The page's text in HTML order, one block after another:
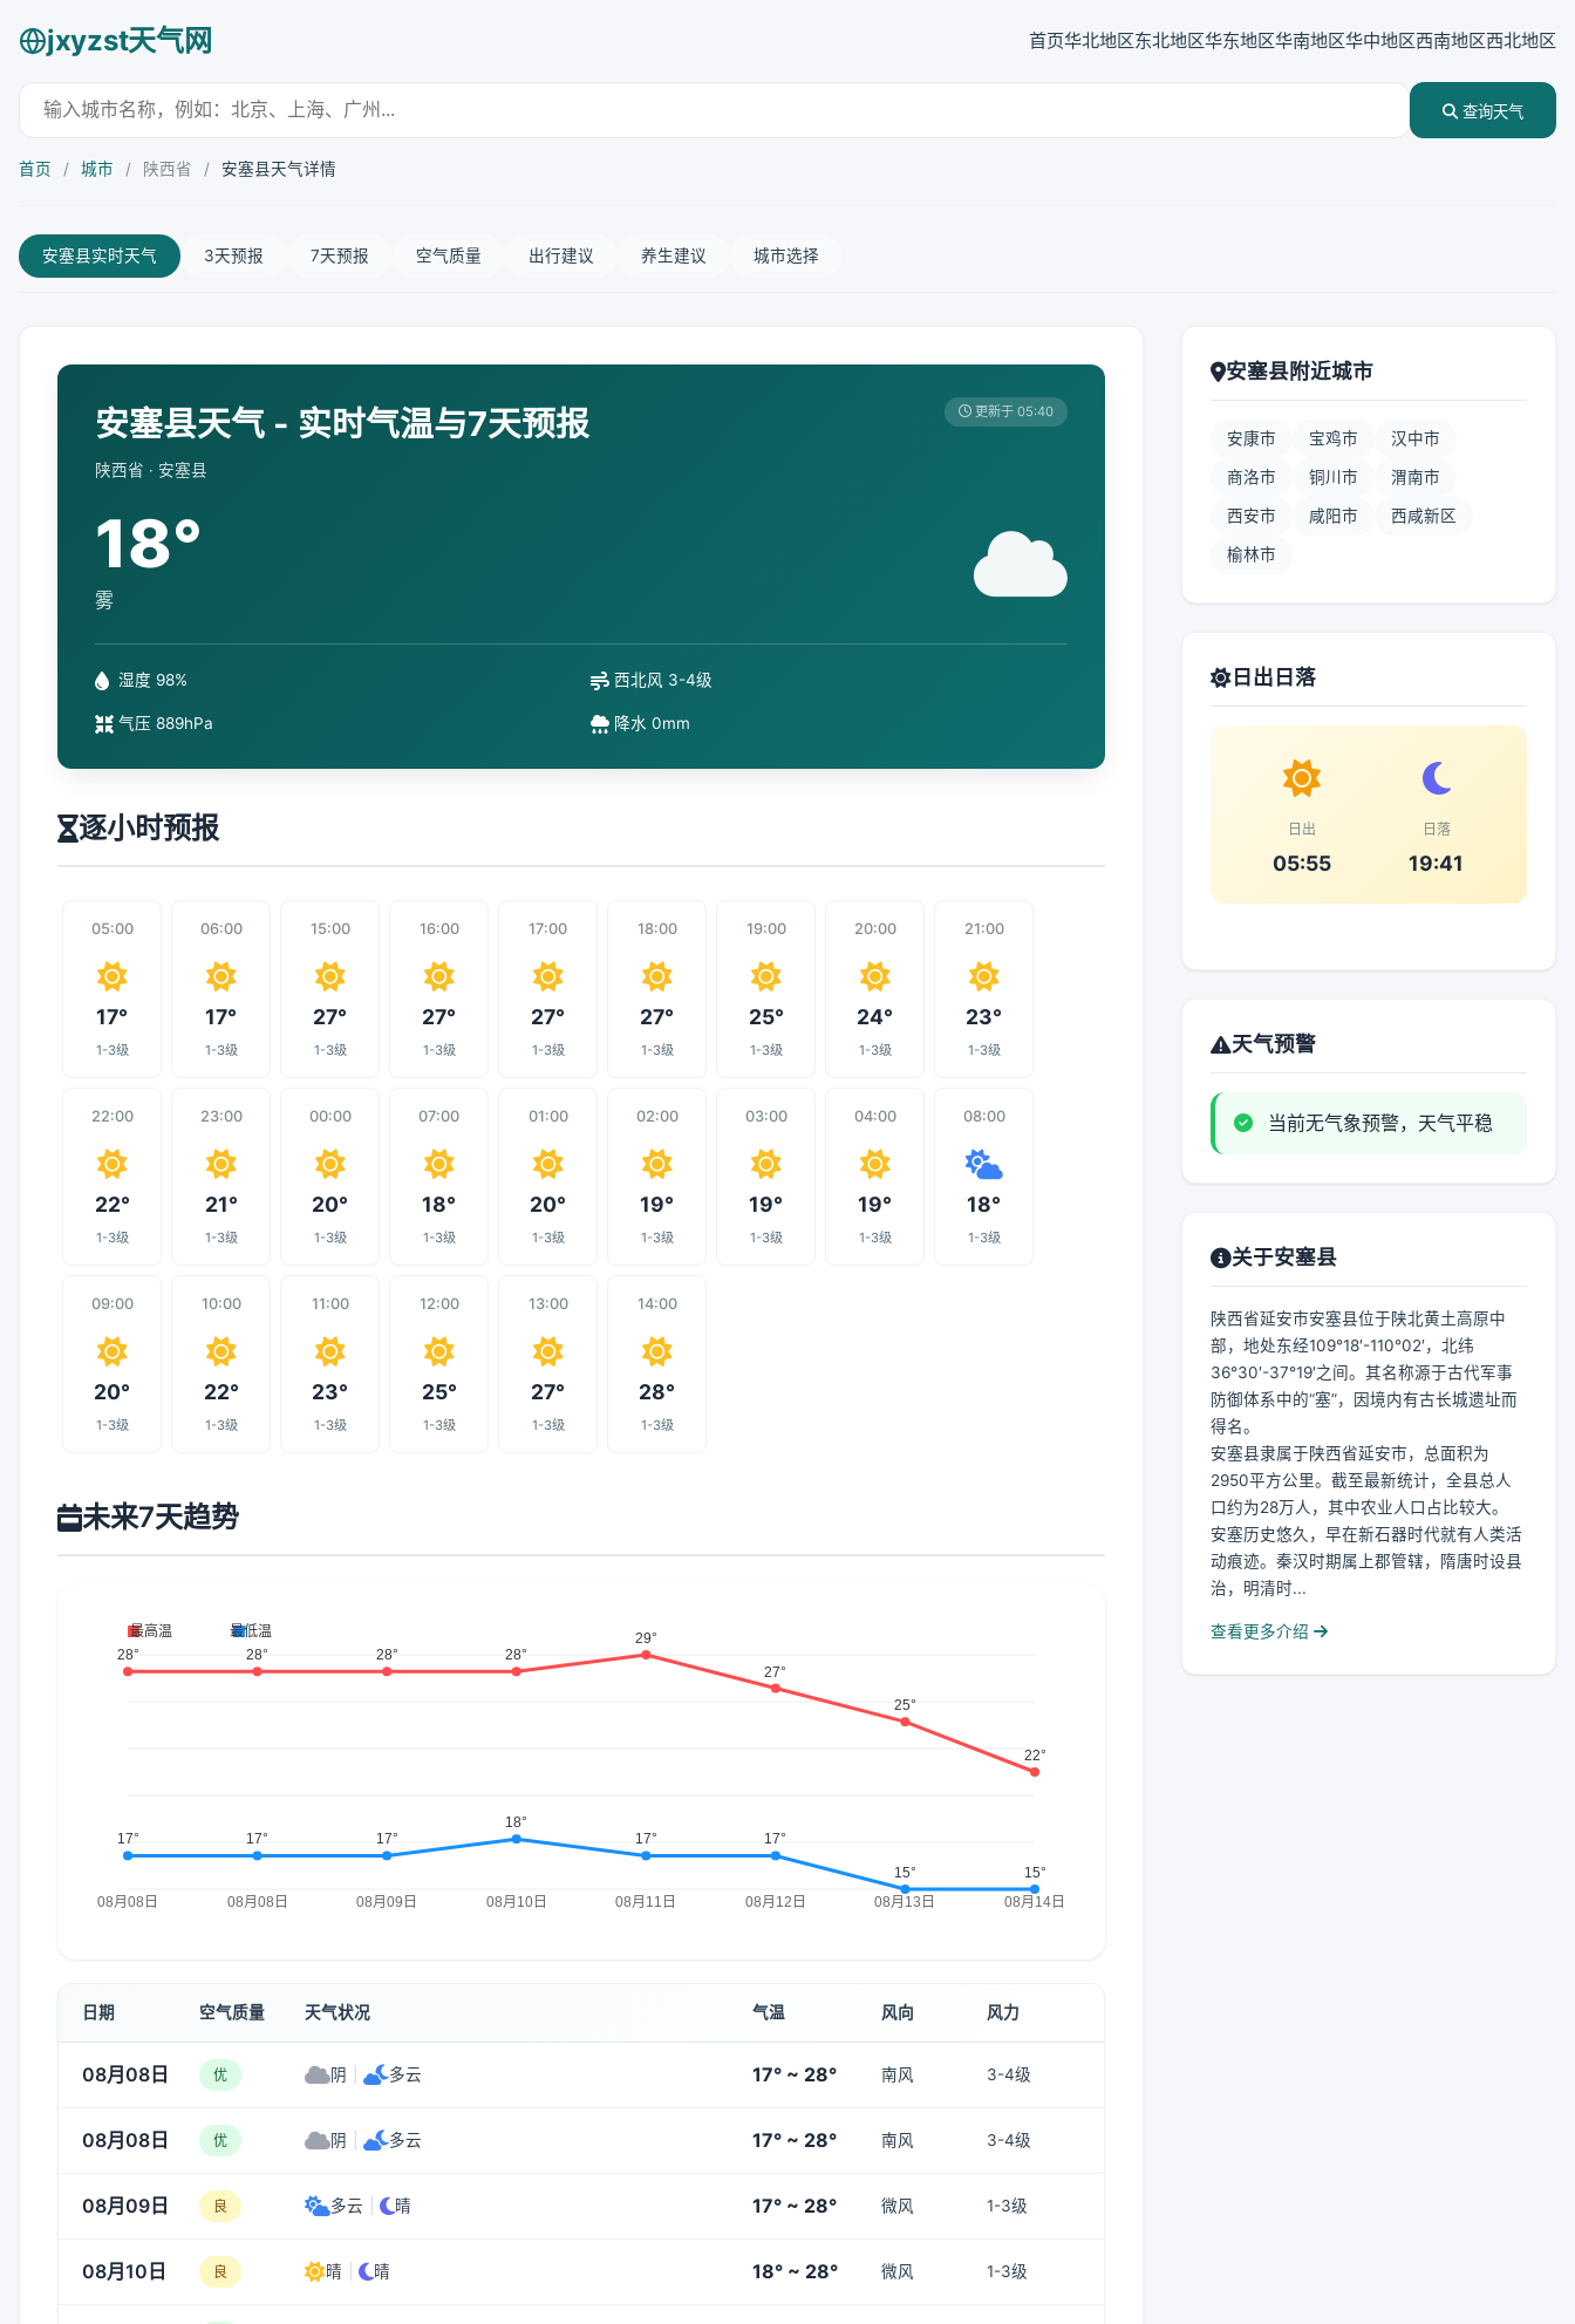
jxyzst天气网 首页华北地区东北地区华东地区华南地区华中地区西南地区西北地区
查询天气
首页 / 城市 / 陕西省 / 安塞县天气详情
安塞县实时天气 3天预报 7天预报 空气质量 出行建议 养生建议 城市选择
安塞县天气 - 实时气温与7天预报
陕西省 · 安塞县
更新于 05:40
18°
雾
湿度 98% 西北风 3-4级
气压 889hPa 降水 0mm
逐小时预报
05:00
17°
1-3级
06:00
17°
1-3级
15:00
27°
1-3级
16:00
27°
1-3级
17:00
27°
1-3级
18:00
27°
1-3级
19:00
25°
1-3级
20:00
24°
1-3级
21:00
23°
1-3级
22:00
22°
1-3级
23:00
21°
1-3级
00:00
20°
1-3级
07:00
18°
1-3级
01:00
20°
1-3级
02:00
19°
1-3级
03:00
19°
1-3级
04:00
19°
1-3级
08:00
18°
1-3级
09:00
20°
1-3级
10:00
22°
1-3级
11:00
23°
1-3级
12:00
25°
1-3级
13:00
27°
1-3级
14:00
28°
1-3级
未来7天趋势
日期 空气质量 天气状况 气温 风向 风力
08月08日 优 阴 多云 17° ~ 28° 南风 3-4级
08月08日 优 阴 多云 17° ~ 28° 南风 3-4级
08月09日 良 多云 晴 17° ~ 28° 微风 1-3级
08月10日 良 晴 晴 18° ~ 28° 微风 1-3级
安塞县附近城市
安康市 宝鸡市 汉中市
商洛市 铜川市 渭南市
西安市 咸阳市 西咸新区
榆林市
日出日落
日出
05:55
日落
19:41
天气预警
当前无气象预警，天气平稳
关于安塞县
陕西省延安市安塞县位于陕北黄土高原中
部，地处东经109°18′-110°02′，北纬
36°30′-37°19′之间。其名称源于古代军事
防御体系中的“塞”，因境内有古长城遗址而
得名。
安塞县隶属于陕西省延安市，总面积为
2950平方公里。截至最新统计，全县总人
口约为28万人，其中农业人口占比较大。
安塞历史悠久，早在新石器时代就有人类活
动痕迹。秦汉时期属上郡管辖，隋唐时设县
治，明清时...
查看更多介绍